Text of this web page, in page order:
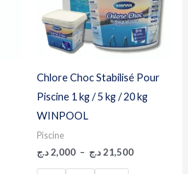
Chlore Choc Stabilisé Pour
Piscine 1 kg / 5 kg / 20 kg
WINPOOL
Piscine
2,000د.ج – 21,500د.ج